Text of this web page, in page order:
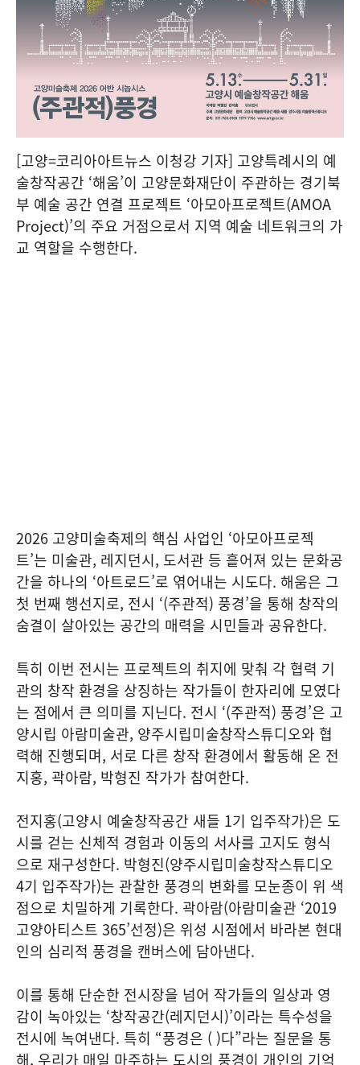
[고양=코리아아트뉴스 이청강 기자] 고양특례시의 예
술창작공간 ‘해움’이 고양문화재단이 주관하는 경기북
부 예술 공간 연결 프로젝트 ‘아모아프로젝트(AMOA
Project)’의 주요 거점으로서 지역 예술 네트워크의 가
교 역할을 수행한다.
2026 고양미술축제의 핵심 사업인 ‘아모아프로젝
트’는 미술관, 레지던시, 도서관 등 흩어져 있는 문화공
간을 하나의 ‘아트로드’로 엮어내는 시도다. 해움은 그
첫 번째 행선지로, 전시 ‘(주관적) 풍경’을 통해 창작의
숨결이 살아있는 공간의 매력을 시민들과 공유한다.
특히 이번 전시는 프로젝트의 취지에 맞춰 각 협력 기
관의 창작 환경을 상징하는 작가들이 한자리에 모였다
는 점에서 큰 의미를 지닌다. 전시 ‘(주관적) 풍경’은 고
양시립 아람미술관, 양주시립미술창작스튜디오와 협
력해 진행되며, 서로 다른 창작 환경에서 활동해 온 전
지홍, 곽아람, 박형진 작가가 참여한다.
전지홍(고양시 예술창작공간 새들 1기 입주작가)은 도
시를 걷는 신체적 경험과 이동의 서사를 고지도 형식
으로 재구성한다. 박형진(양주시립미술창작스튜디오
4기 입주작가)는 관찰한 풍경의 변화를 모눈종이 위 색
점으로 치밀하게 기록한다. 곽아람(아람미술관 ‘2019
고양아티스트 365’선정)은 위성 시점에서 바라본 현대
인의 심리적 풍경을 캔버스에 담아낸다.
이를 통해 단순한 전시장을 넘어 작가들의 일상과 영
감이 녹아있는 ‘창작공간(레지던시)’이라는 특수성을
전시에 녹여낸다. 특히 “풍경은 ( )다”라는 질문을 통
해, 우리가 매일 마주하는 도시의 풍경이 개인의 기억